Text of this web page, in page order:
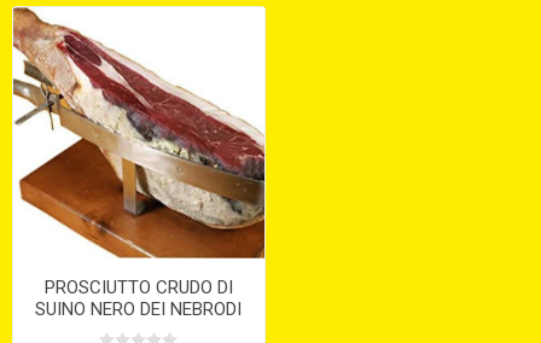
PROSCIUTTO CRUDO DI
SUINO NERO DEI NEBRODI
CON OSSO